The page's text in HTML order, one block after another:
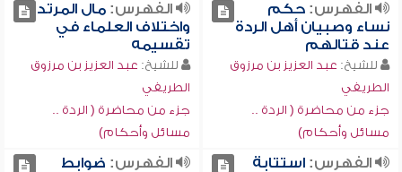
الفهرس:حكم
نساء وصبيان أهل الردة
عند قتالهم
للشيخ: عبد العزيز بن مرزوق
الطريفي
جزء من محاضرة ( الردة ..
مسائل وأحكام)
الفهرس:مال المرتد
واختلاف العلماء في
تقسيمه
للشيخ: عبد العزيز بن مرزوق
الطريفي
جزء من محاضرة ( الردة ..
مسائل وأحكام)
الفهرس:استتابة
الفهرس: ضوابط